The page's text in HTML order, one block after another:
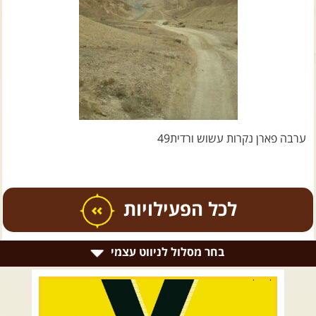
צרו קשר עם שבילים
אודות יואב קווה והאתר שבילים
ערבה פארן נקרות עשוש ורדית49
כל הפעילויות
. טיולים מודרכים בארץ .
בחר מסלול לניווט עצמי
רמת הגולן וגליל עליון